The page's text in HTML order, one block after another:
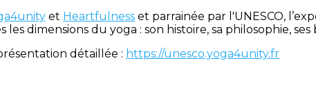
et Heartfulness et parrainée par l'UNESCO,
dimensions du yoga : son histoire, sa philosophie,
détaillée : https://unesco.yoga4unity.fr